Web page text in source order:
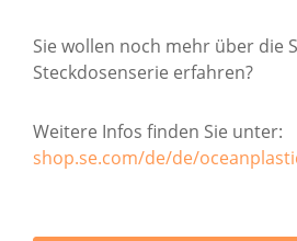
Sie wollen noch mehr über die
Steckdosenserie erfahren?
Weitere Infos finden Sie unter:
shop.se.com/de/de/